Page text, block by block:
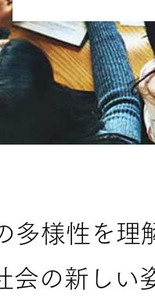
様性を理
会の新しい